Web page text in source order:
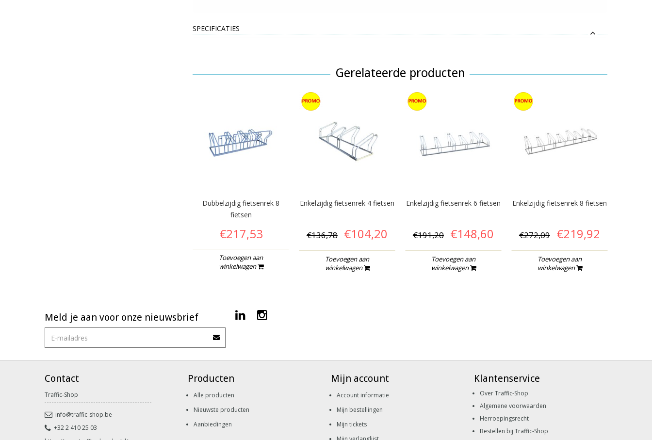
SPECIFICATIES
Gerelateerde producten
Dubbelzijdig fietsenrek 8
fietsen
€217,53
Toevoegen aan
winkelwagen
Enkelzijdig fietsenrek 4 fietsen
€136,78 €104,20
Toevoegen aan
winkelwagen
Enkelzijdig fietsenrek 6 fietsen
€191,20 €148,60
Toevoegen aan
winkelwagen
Enkelzijdig fietsenrek 8 fietsen
€272,09 €219,92
Toevoegen aan
winkelwagen
Meld je aan voor onze nieuwsbrief
Contact
Traffic-Shop
info@traffic-shop.be
+32 2 410 25 03
Producten
Alle producten
Nieuwste producten
Aanbiedingen
Mijn account
Account informatie
Mijn bestellingen
Mijn tickets
Klantenservice
Over Traffic-Shop
Algemene voorwaarden
Herroepingsrecht
Bestellen bij Traffic-Shop